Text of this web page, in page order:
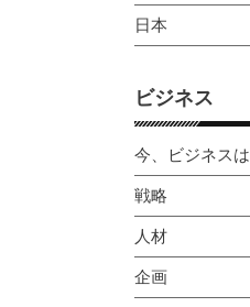
日本
ビジネス
今、ビジネスは
戦略
人材
企画